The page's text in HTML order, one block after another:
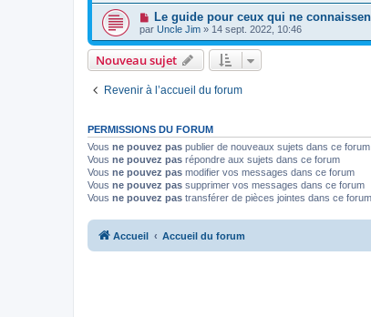
Le guide pour ceux qui ne
par Uncle Jim » 14 sept. 2022, 10:46
Nouveau sujet
Revenir à l’accueil du forum
PERMISSIONS DU FORUM
Vous ne pouvez pas publier de nouveaux sujets dans ce forum
Vous ne pouvez pas répondre aux sujets dans ce forum
Vous ne pouvez pas modifier vos messages dans ce forum
Vous ne pouvez pas supprimer vos messages dans ce forum
Vous ne pouvez pas transférer de pièces jointes dans ce forum
Accueil Accueil du forum